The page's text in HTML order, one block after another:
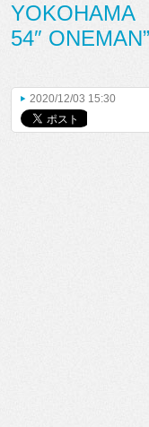
54″ ONEMAN”
2020/12/03 15:30